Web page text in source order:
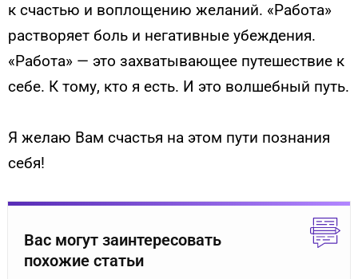
к счастью и воплощению желаний. «Работа»
растворяет боль и негативные убеждения.
«Работа» — это захватывающее путешествие к
себе. К тому, кто я есть. И это волшебный путь.
Я желаю Вам счастья на этом пути познания
себя!
Вас могут заинтересовать
похожие статьи